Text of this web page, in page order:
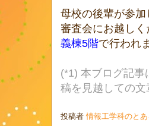
母校の後輩が参
審査会にお越しく
義棟5階で行われ
(*1) 本ブログ記事
稿を見越しての文
投稿者情報工学科のとあ